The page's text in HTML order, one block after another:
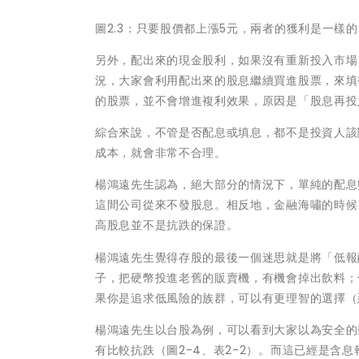
圖2.3：只要股價都上漲5元，兩者的獲利是一樣的
另外，配出來的現金股利，如果沒有重新投入市
況，大家會利用配出來的股息繼續買進股票，來
的股票，並不會增進複利效果，原因是「股息再
綜合來說，不管是否配息或填息，都不是投資人
成本，就會非常不合理。
楊鴻遠先生認為，絕大部分的情況下，單純的配
這間公司從來不發股息。相反地，金融海嘯的時
高股息並不是抗跌的保證。
楊鴻遠先生覺得存股的最後一個迷思就是將「低
子，把硬幣投進老舊的販賣機，有機會掉出飲料
果你是追求低風險的族群，可以有更理智的選擇
楊鴻遠先生以台股為例，可以看到大家以為安全
有比較抗跌（圖2-4、表2-2）。而這已經是含息